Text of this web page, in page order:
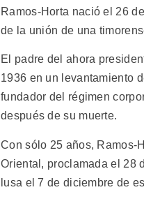
Ramos-Horta nació el 26
de la unión de una
El padre del ahora
1936 en un levantamiento
fundador del régimen
después de su muerte.
Con sólo 25 años, Ramos-
Oriental, proclamada el 28
lusa el 7 de diciembre de